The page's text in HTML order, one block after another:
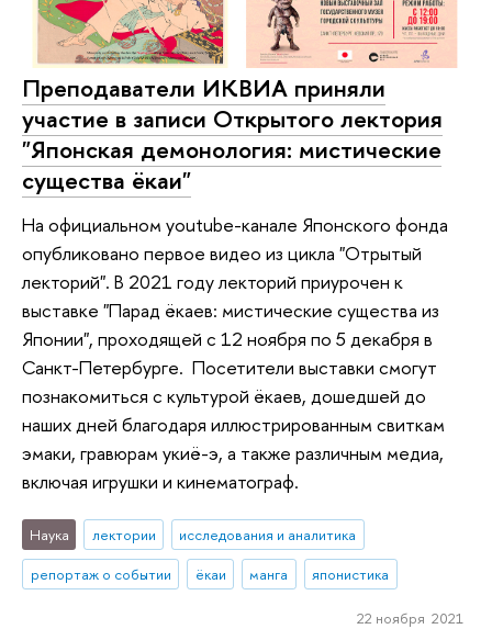
Преподаватели ИКВИА приняли
участие в записи Открытого лектория
"Японская демонология: мистические
существа ёкаи"
На официальном youtube-канале Японского фонда
опубликовано первое видео из цикла "Отрытый
лекторий". В 2021 году лекторий приурочен к
выставке "Парад ёкаев: мистические существа из
Японии", проходящей с 12 ноября по 5 декабря в
Санкт-Петербурге. Посетители выставки смогут
познакомиться с культурой ёкаев, дошедшей до
наших дней благодаря иллюстрированным свиткам
эмаки, гравюрам укиё-э, а также различным медиа,
включая игрушки и кинематограф.
Наука лектории
исследования и аналитика
репортаж о событии
ёкаи манга японистика
22 ноября 2021